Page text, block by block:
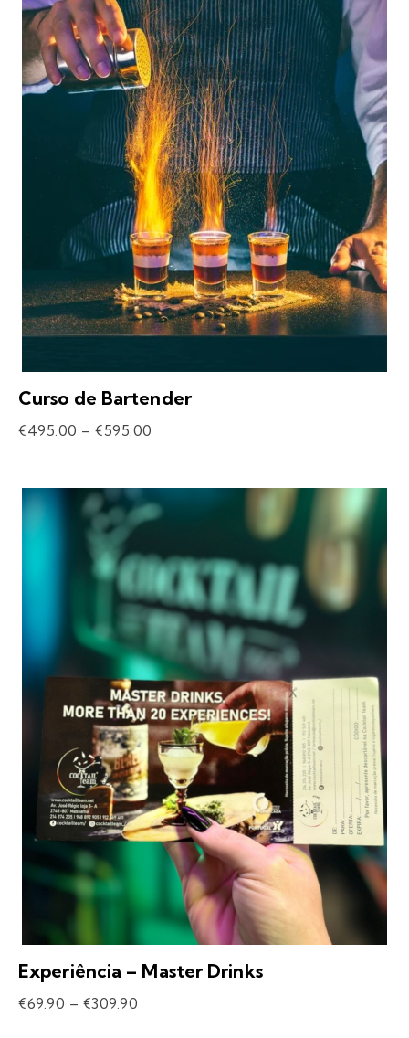
Curso de Bartender
€495.00 – €595.00
Experiência – Master Drinks
€69.90 – €309.90